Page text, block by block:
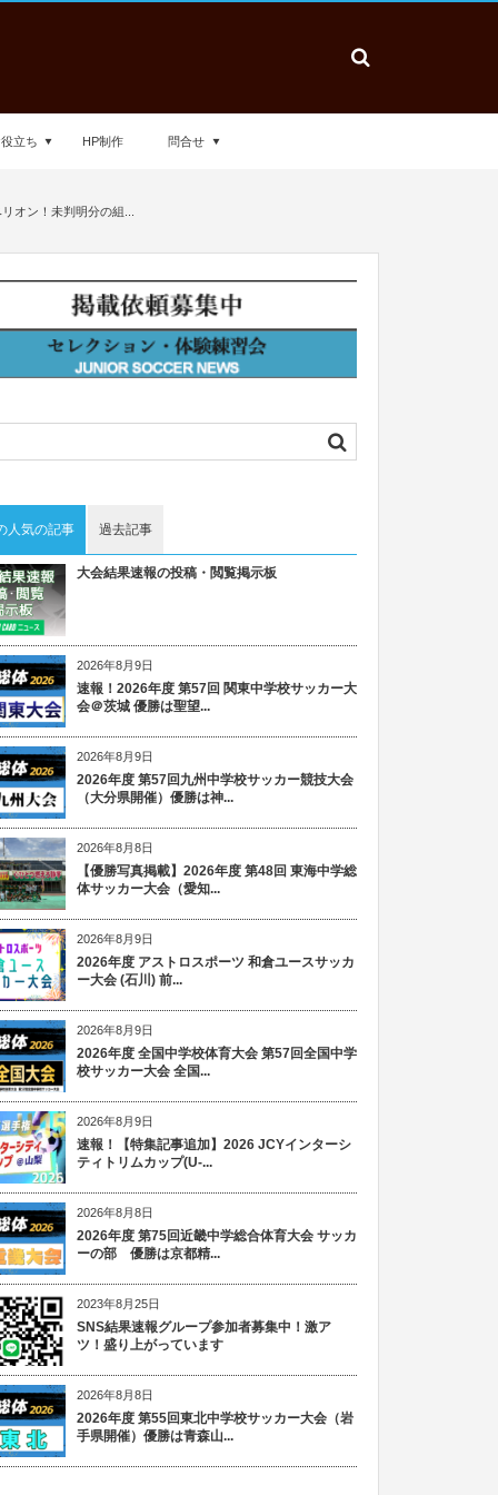
立ち HP制作 問合せ
オン！未判明分の組...
人気の記事 過去記事
大会結果速報の投稿・閲覧掲示板
2026年8月9日
速報！2026年度 第57回 関東中学校サッカー大
会＠茨城 優勝は聖望...
2026年8月9日
2026年度 第57回九州中学校サッカー競技大会
（大分県開催）優勝は神...
2026年8月8日
【優勝写真掲載】2026年度 第48回 東海中学総
体サッカー大会（愛知...
2026年8月9日
2026年度 アストロスポーツ 和倉ユースサッカ
ー大会 (石川) 前...
2026年8月9日
2026年度 全国中学校体育大会 第57回全国中学
校サッカー大会 全国...
2026年8月9日
速報！【特集記事追加】2026 JCYインターシ
ティトリムカップ(U-...
2026年8月8日
2026年度 第75回近畿中学総合体育大会 サッカ
ーの部 優勝は京都精...
2023年8月25日
SNS結果速報グループ参加者募集中！激ア
ツ！盛り上がっています
2026年8月8日
2026年度 第55回東北中学校サッカー大会（岩
手県開催）優勝は青森山...